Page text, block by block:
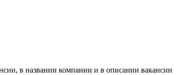
в названии компании и в описании вакансии